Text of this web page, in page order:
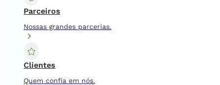
Parceiros
Nossas grandes parcerias.
Clientes
Quem confia em nós.